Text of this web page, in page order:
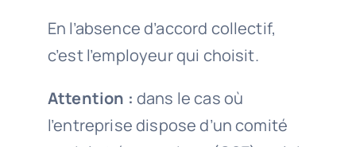
En l’absence d’accord collectif,
c’est l’employeur qui choisit.
Attention : dans le cas où
l’entreprise dispose d’un comité